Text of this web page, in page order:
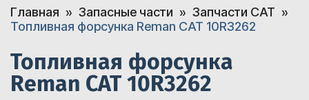
Главная Запасные части
Запчасти CAT
Топливная форсунка Reman CAT 10R3262
Топливная форсунка
Reman CAT 10R3262